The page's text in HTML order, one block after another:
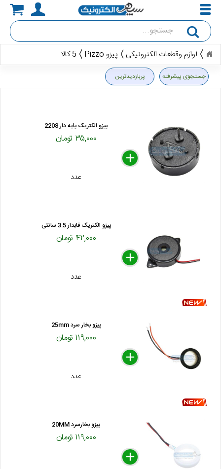
جستجو
لوازم وقطعات الکترونیکی پیزو Pizzo 5 کالا
جستجوی پیشرفته پربازدیدترین
پیزو الکتریک پایه دار 2208
۳۵,۰۰۰ تومان
delete
remove
add
عدد
پیزو الکتریک قابدار 3.5 سانتی
۴۲,۰۰۰ تومان
delete
remove
add
عدد
پیزو بخار سرد 25mm
۱۱۹,۰۰۰ تومان
delete
remove
add
عدد
پیزو بخارسرد 20MM
۱۱۹,۰۰۰ تومان
delete
remove
add